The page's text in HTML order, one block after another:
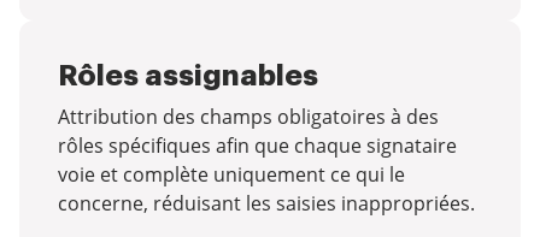
Rôles assignables
Attribution des champs obligatoires à des
rôles spécifiques afin que chaque signataire
voie et complète uniquement ce qui le
concerne, réduisant les saisies inappropriées.